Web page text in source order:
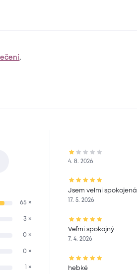
.
65 ×
3 ×
0 ×
0 ×
1 ×
4. 8. 2026
Jsem velmi spokojená
17. 5. 2026
Veľmi spokojný
7. 4. 2026
hebké